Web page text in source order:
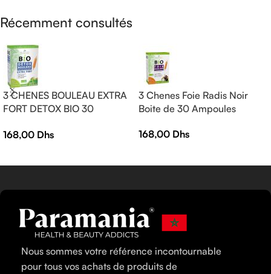
Récemment consultés
3 CHENES BOULEAU EXTRA
FORT DETOX BIO 30
168,00 Dhs
3 Chenes Foie Radis Noir
Boite de 30 Ampoules
168,00 Dhs
Nous sommes votre référence incontournable
pour tous vos achats de produits de